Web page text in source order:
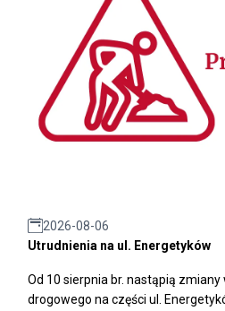
2026-08-06
Utrudnienia na ul. Energetyków
Od 10 sierpnia br. nastąpią
drogowego na części ul.